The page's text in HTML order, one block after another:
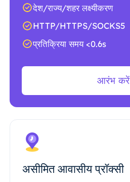
देश/राज्य/शहर लक्ष्यीकरण
HTTP/HTTPS/SOCKS5
प्रतिक्रिया समय <0.6s
आरंभ करें
असीमित आवासीय प्रॉक्सी